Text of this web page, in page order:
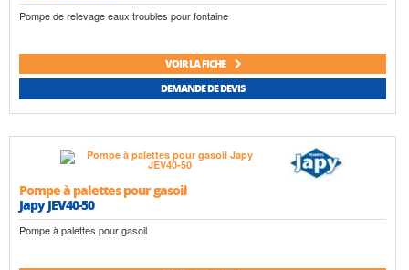
Pompe de relevage eaux troubles pour fontaine
VOIR LA FICHE
DEMANDE DE DEVIS
Pompe à palettes pour gasoil
Japy JEV40-50
Pompe à palettes pour gasoil